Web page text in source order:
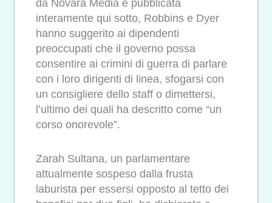
da Novara Media e pubblicata
interamente qui sotto, Robbins e Dyer
hanno suggerito ai dipendenti
preoccupati che il governo possa
consentire ai crimini di guerra di parlare
con i loro dirigenti di linea, sfogarsi con
un consigliere dello staff o dimettersi,
l’ultimo dei quali ha descritto come “un
corso onorevole”.
Zarah Sultana, un parlamentare
attualmente sospeso dalla frusta
laburista per essersi opposto al tetto dei